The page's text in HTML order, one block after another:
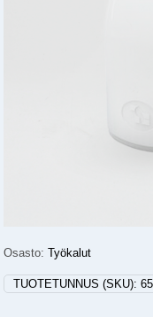
Osasto:Työkalut
TUOTETUNNUS (SKU):